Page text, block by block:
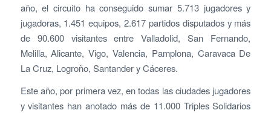
año, el circuito ha conseguido sumar 5.713 jugadores y
jugadoras, 1.451 equipos, 2.617 partidos disputados y más
de 90.600 visitantes entre Valladolid, San Fernando,
Melilla, Alicante, Vigo, Valencia, Pamplona, Caravaca De
La Cruz, Logroño, Santander y Cáceres.
Este año, por primera vez, en todas las ciudades jugadores
y visitantes han anotado más de 11.000 Triples Solidarios